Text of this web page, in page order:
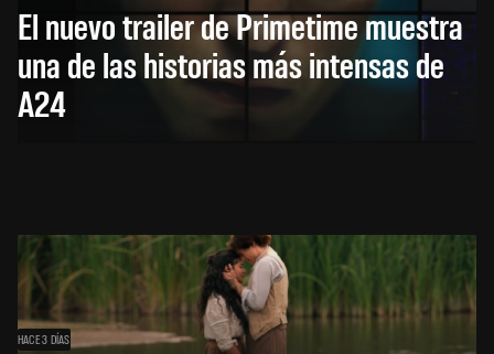
El nuevo trailer de Primetime muestra
una de las historias más intensas de
A24
HACE 3 DÍAS